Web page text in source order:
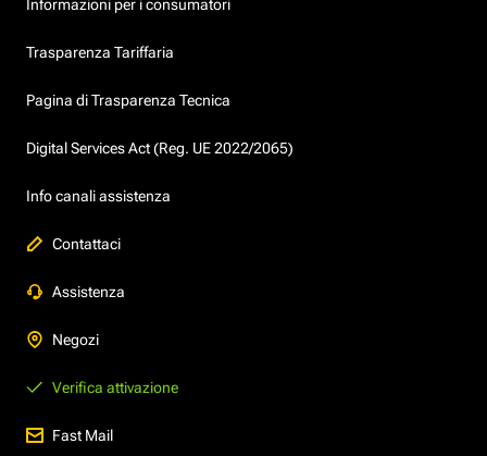
Informazioni per i consumatori
Trasparenza Tariffaria
Pagina di Trasparenza Tecnica
Digital Services Act (Reg. UE 2022/2065)
Info canali assistenza
Contattaci
Assistenza
Negozi
Verifica attivazione
Fast Mail